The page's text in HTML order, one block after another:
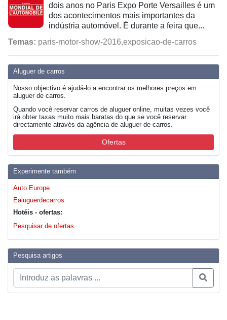
Aluguer de carros
Nosso objectivo é ajudá-lo a encontrar os melhores preços em
aluguer de carros.
Quando você reservar carros de aluguer online, muitas vezes você
irá obter taxas muito mais baratas do que se você reservar
directamente através da agência de aluguer de carros.
Ofertas
Experimente também
Auto Europe
Ealuguerdecarros
Hotéis - ofertas:
Pesquisar de ofertas
Pesquisa artigos
dois anos no Paris Expo Porte Versailles é um
dos acontecimentos mais importantes da
indústria automóvel. É durante a feira que...
Temas: paris-motor-show-2016,exposicao-de-carros